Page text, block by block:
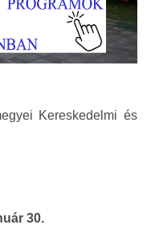
Kereskedelmi és
30.